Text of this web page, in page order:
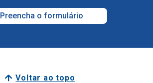
Preencha o formulário
Voltar ao topo